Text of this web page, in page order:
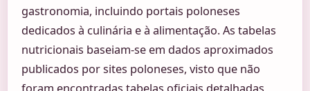
gastronomia, incluindo portais poloneses
dedicados à culinária e à alimentação. As tabelas
nutricionais baseiam-se em dados aproximados
publicados por sites poloneses, visto que não